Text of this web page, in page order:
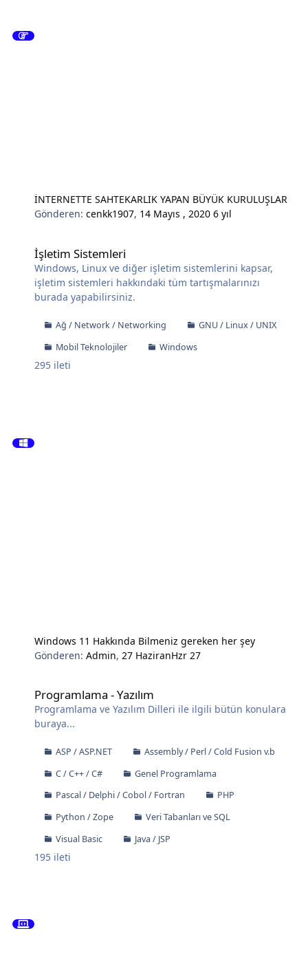
İNTERNETTE SAHTEKARLIK YAPAN BÜYÜK KURULUŞLAR
Gönderen:cenkk1907, 14 Mayıs , 20206 yıl
İşletim Sistemleri
Windows, Linux ve diğer işletim sistemlerini kapsar,
işletim sistemleri hakkındaki tüm tartışmalarınızı
burada yapabilirsiniz.
Ağ / Network / Networking
GNU / Linux / UNIX
Mobil Teknolojiler
Windows
295 ileti
Windows 11 Hakkında Bilmeniz gereken her şey
Gönderen:Admin, 27 HaziranHzr 27
Programlama - Yazılım
Programlama ve Yazılım Dilleri ile ilgili bütün konulara
buraya...
ASP / ASP.NET
Assembly / Perl / Cold Fusion v.b
C / C++ / C#
Genel Programlama
Pascal / Delphi / Cobol / Fortran
PHP
Python / Zope
Veri Tabanları ve SQL
Visual Basic
Java / JSP
195 ileti